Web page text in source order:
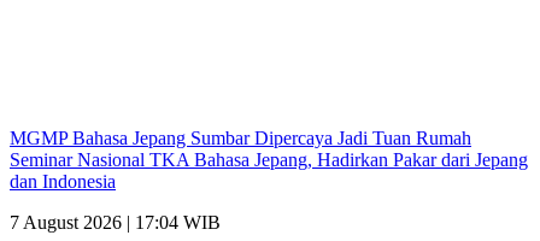
MGMP Bahasa Jepang Sumbar Dipercaya Jadi Tuan Rumah
Seminar Nasional TKA Bahasa Jepang, Hadirkan Pakar dari Jepang
dan Indonesia
7 August 2026 | 17:04 WIB